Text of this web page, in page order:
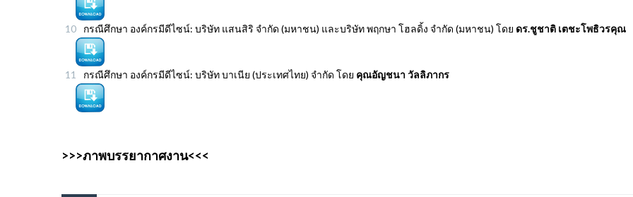
กรณีศึกษา องค์กรมีดีไซน์: บริษัท แสนสิริ จำกัด (มหาชน) และบริษัท พฤกษา โฮลดิ้ง จำกัด (มหาชน) โดย ดร.ชูชาติ เตชะโพธิวรคุณ
กรณีศึกษา องค์กรมีดีไซน์: บริษัท บาเนีย (ประเทศไทย) จำกัด โดย คุณอัญชนา วัลลิภากร
>>>ภาพบรรยากาศงาน<<<